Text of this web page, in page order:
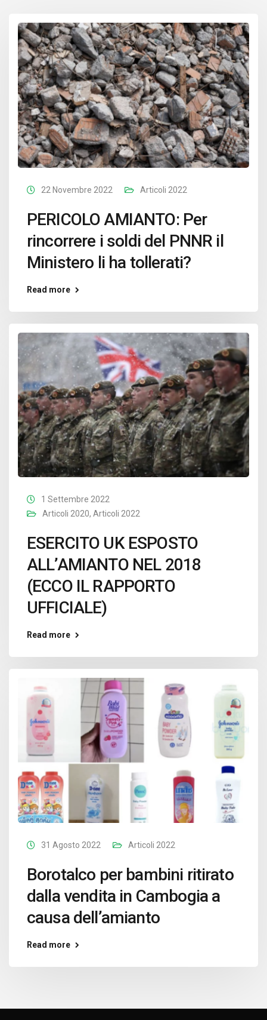
22 Novembre 2022 Articoli 2022
PERICOLO AMIANTO: Per
rincorrere i soldi del PNNR il
Ministero li ha tollerati?
Read more
1 Settembre 2022
Articoli 2020, Articoli 2022
ESERCITO UK ESPOSTO
ALL’AMIANTO NEL 2018
(ECCO IL RAPPORTO
UFFICIALE)
Read more
31 Agosto 2022 Articoli 2022
Borotalco per bambini ritirato
dalla vendita in Cambogia a
causa dell’amianto
Read more